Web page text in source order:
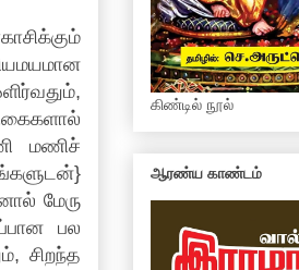
மணிச்
மேரு
பல
சிறந்த
கிண்டில் நூல்
ஆரண்ய காண்டம்